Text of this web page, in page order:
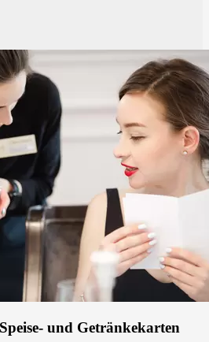
und Getränkekarten